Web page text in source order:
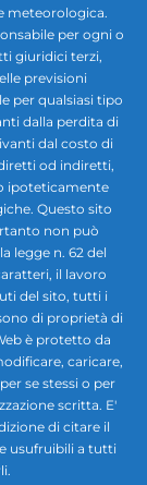
meteorologica.
per ogni o
giuridici terzi,
previsioni
per qualsiasi tipo
dalla perdita di
dal costo di
od indiretti,
ipoteticamente
Questo sito
non può
legge n. 62 del
il lavoro
del sito, tutti i
di proprietà di
è protetto da
caricare,
se stessi o per
scritta. E'
di citare il
usufruibili a tutti